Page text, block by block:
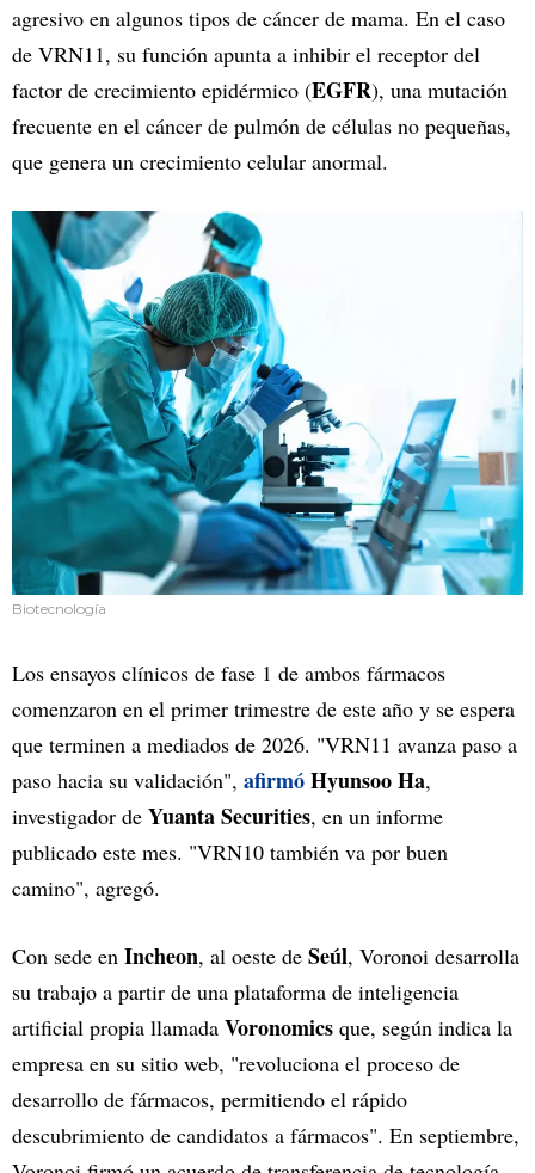
agresivo en algunos tipos de cáncer de mama. En el caso
de VRN11, su función apunta a inhibir el receptor del
factor de crecimiento epidérmico (EGFR), una mutación
frecuente en el cáncer de pulmón de células no pequeñas,
que genera un crecimiento celular anormal.
Biotecnología
Los ensayos clínicos de fase 1 de ambos fármacos
comenzaron en el primer trimestre de este año y se espera
que terminen a mediados de 2026. "VRN11 avanza paso a
paso hacia su validación", afirmóHyunsoo Ha,
investigador de Yuanta Securities, en un informe
publicado este mes. "VRN10 también va por buen
camino", agregó.
Con sede en Incheon, al oeste de Seúl, Voronoi desarrolla
su trabajo a partir de una plataforma de inteligencia
artificial propia llamada Voronomics que, según indica la
empresa en su sitio web, "revoluciona el proceso de
desarrollo de fármacos, permitiendo el rápido
descubrimiento de candidatos a fármacos". En septiembre,